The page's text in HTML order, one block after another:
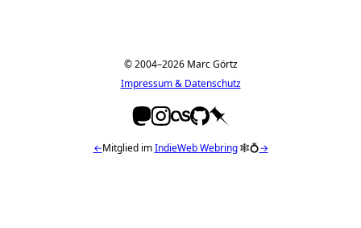
© 2004–2026 Marc Görtz
Impressum & Datenschutz
←Mitglied imIndieWeb Webring🕸💍→